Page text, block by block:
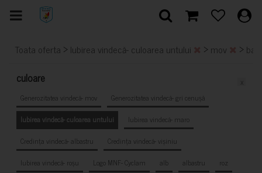
Toata oferta > Iubirea vindecă- culoarea untului > mov >
culoare
Generozitatea vindecă- mov
Generozitatea vindecă- gri cenușă
Iubirea vindecă- culoarea untului
Iubirea vindecă- maro
Credința vindecă- albastru
Credința vindecă- vișiniu
Iubirea vindecă- roșu
Logo MNF- Cyclam alb albastru
roz